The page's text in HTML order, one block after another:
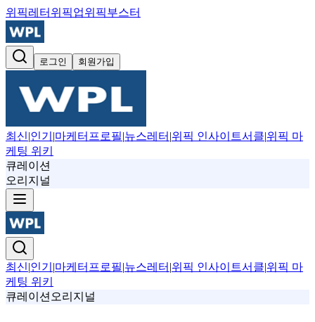
위픽레터 위픽업위픽부스터
로그인 회원가입
최신|인기 |마케터프로필|뉴스레터 |위픽 인사이트서클|위픽 마
케팅 위키
큐레이션
오리지널
최신|인기 |마케터프로필|뉴스레터 |위픽 인사이트서클|위픽 마
케팅 위키
큐레이션 오리지널